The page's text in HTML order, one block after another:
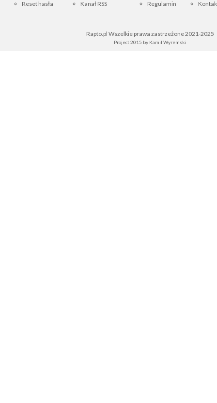
Reset hasła
Kanał RSS
Regulamin
Rapto.pl Wszelkie prawa zastrzeżone 2021-2025
Project 2015 by Kamil Wyremski